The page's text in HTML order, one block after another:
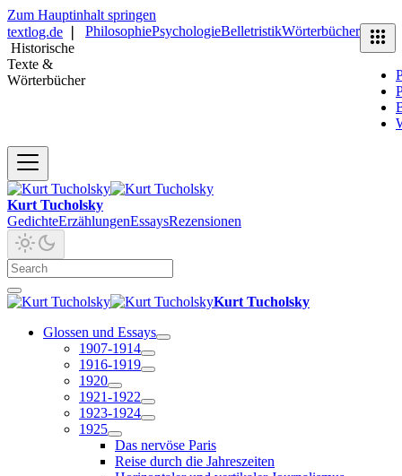
Zum Hauptinhalt springen
textlog.de
Historische
Texte &
Wörterbücher
PhilosophiePsychologieBelletristikWörterbücher
Kurt Tucholsky
GedichteErzählungenEssaysRezensionen
Kurt Tucholsky
Glossen und Essays
1907-1914
1916-1919
1920
1921-1922
1923-1924
1925
Das nervöse Paris
Reise durch die Jahreszeiten